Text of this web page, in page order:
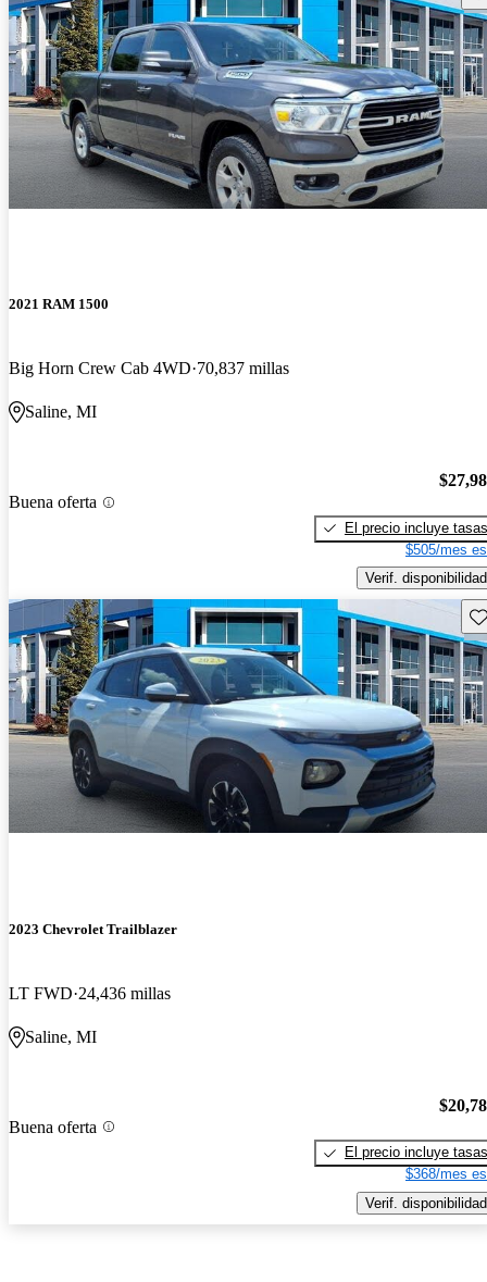
2021 RAM 1500
Big Horn Crew Cab 4WD 70,837 millas
Saline, MI
Buena oferta
El precio incluye tasas
$505/mes
Verif. disponibilidad
2023 Chevrolet Trailblazer
LT FWD 24,436 millas
Saline, MI
Buena oferta
El precio incluye tasas
$368/mes
Verif. disponibilidad